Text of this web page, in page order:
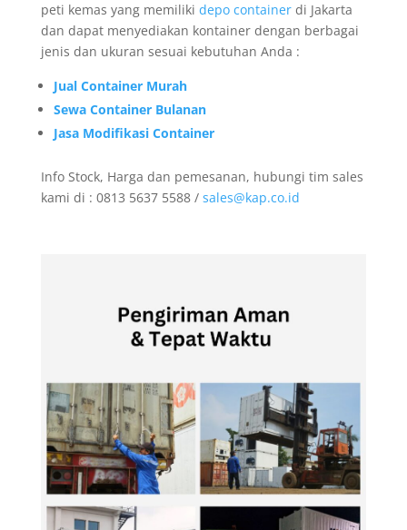
peti kemas yang memiliki depo containerdi Jakarta
dan dapat menyediakan kontainer dengan berbagai
jenis dan ukuran sesuai kebutuhan Anda :
Jual Container Murah
Sewa Container Bulanan
Jasa Modifikasi Container
Info Stock, Harga dan pemesanan, hubungi tim sales
kami di : 0813 5637 5588 / sales@kap.co.id